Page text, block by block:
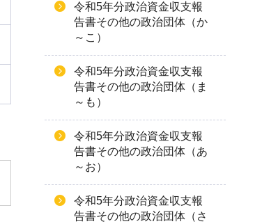
令和5年分政治資金収支報
告書その他の政治団体（か
～こ）
令和5年分政治資金収支報
告書その他の政治団体（ま
～も）
令和5年分政治資金収支報
告書その他の政治団体（あ
～お）
令和5年分政治資金収支報
告書その他の政治団体（さ